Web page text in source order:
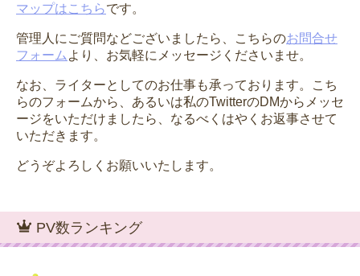
マップはこちらです。
管理人にご質問などございましたら、こちらのお問合せ
フォーム より、お気軽にメッセージくださいませ。
なお、ライターとしてのお仕事も承っております。こち
らのフォームから、あるいは私のTwitterのDMからメッセ
ージをいただけましたら、なるべくはやくお返事させて
いただきます。
どうぞよろしくお願いいたします。
PV数ランキング